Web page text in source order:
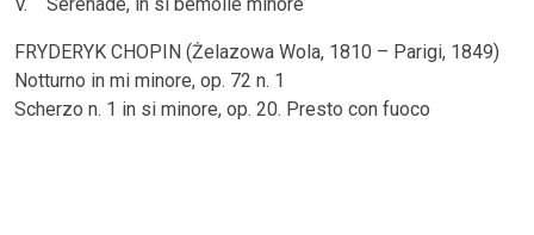
FRYDERYK CHOPIN (Żelazowa Wola, 1810 – Parigi, 1849)
Notturno in mi minore, op. 72 n. 1
Scherzo n. 1 in si minore, op. 20. Presto con fuoco